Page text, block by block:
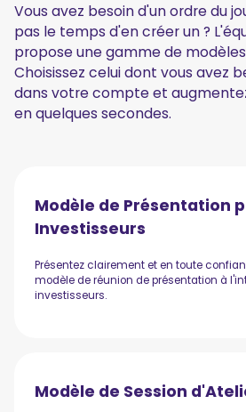
Entretiens
Cours en Ligne
Appels des Clients
Général
Design
SaaS
Vous avez besoin d'un ordre du
pas le temps d'en créer un ?
propose une gamme de
Choisissez celui dont vous avez
dans votre compte et
en quelques secondes.
Modèle de Présentation
Investisseurs
Présentez clairement et en toute
modèle de réunion de présentation à
investisseurs.
Modèle de Session